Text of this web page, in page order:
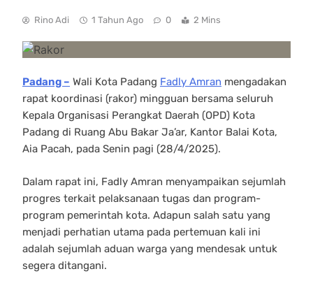
Rino Adi 1 Tahun Ago 0 2 Mins
Padang – Wali Kota Padang Fadly Amran mengadakan
rapat koordinasi (rakor) mingguan bersama seluruh
Kepala Organisasi Perangkat Daerah (OPD) Kota
Padang di Ruang Abu Bakar Ja’ar, Kantor Balai Kota,
Aia Pacah, pada Senin pagi (28/4/2025).
Dalam rapat ini, Fadly Amran menyampaikan sejumlah
progres terkait pelaksanaan tugas dan program-
program pemerintah kota. Adapun salah satu yang
menjadi perhatian utama pada pertemuan kali ini
adalah sejumlah aduan warga yang mendesak untuk
segera ditangani.